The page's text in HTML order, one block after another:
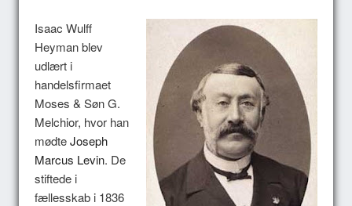
Isaac Wulff
Heyman blev
udlært i
handelsfirmaet
Moses & Søn G.
Melchior, hvor han
mødteJoseph
Marcus Levin. De
stiftede i
fællesskab i 1836